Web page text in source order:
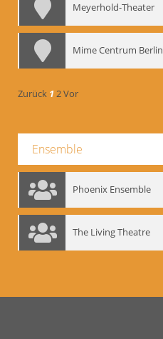
Meyerhold-Theater
Mime Centrum Berlin
Zurück 12Vor
Ensemble
Phoenix Ensemble
The Living Theatre